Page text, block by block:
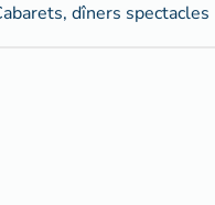
dîners spectacles